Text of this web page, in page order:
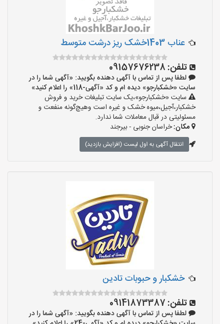
عناب 1403خشک ریز درشت متوسط
تلفن: 09157676238
لطفا پس از تماس با آگهی دهنده بگویید: «آگهی شما را در
سایت «خشکبارجو» دیده ام و کد «آگهی-118» را اعلام کنید»
سایت «خشکبارجو»،یک سایت تبلیغات خرید و فروش
خشکبار،آجیل،میوه خشک و غیره است وهیچ‌گونه منفعت و
مسئولیتی در قبال معاملات شما ندارد.
مکان:خراسان جنوبی - بیرجند
انتقال آگهی به اول لیست (افزایش بازدید)
خشکبار و حبوبات تادین
تلفن: 09141873387
لطفا پس از تماس با آگهی دهنده بگویید: «آگهی شما را در